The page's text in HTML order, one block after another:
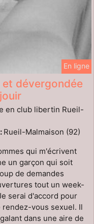
En ligne
et dévergondée
en club libertin Rueil-
Rueil-Malmaison (92)
qui m'écrivent
un garçon qui soit
de demandes
tout un week-
serai d'accord pour
vous sexuel. Il
dans une aire de